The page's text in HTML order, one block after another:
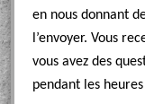
en nous donnant
l’envoyer. Vous
vous avez des
pendant les